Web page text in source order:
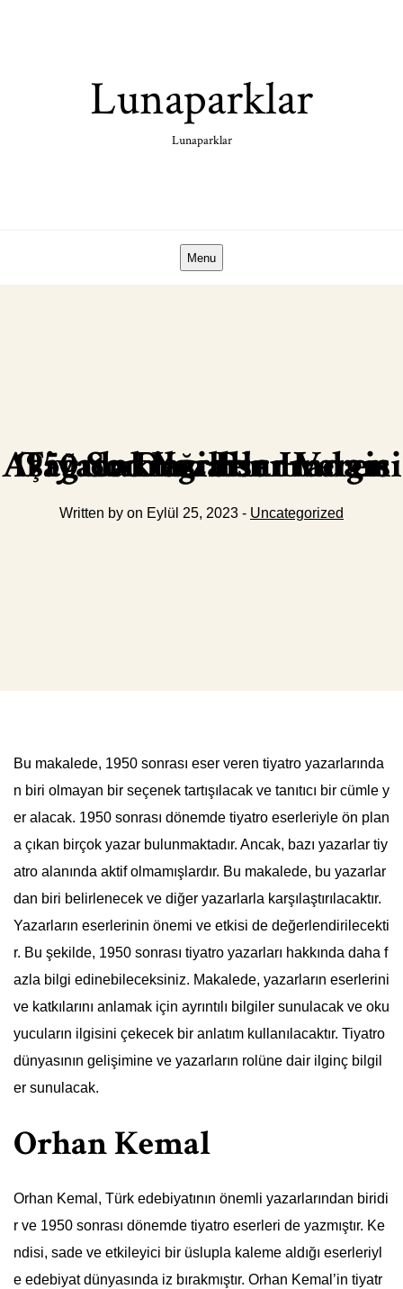
Lunaparklar
Lunaparklar
Menu
Aşağıdakilerden Hangisi 1950 Sonrası Eser Veren Tiyatro Yazarlarından Değildir
Written by on Eylül 25, 2023 - Uncategorized
Bu makalede, 1950 sonrası eser veren tiyatro yazarlarında
n biri olmayan bir seçenek tartışılacak ve tanıtıcı bir cümle y
er alacak. 1950 sonrası dönemde tiyatro eserleriyle ön plan
a çıkan birçok yazar bulunmaktadır. Ancak, bazı yazarlar tiy
atro alanında aktif olmamışlardır. Bu makalede, bu yazarlar
dan biri belirlenecek ve diğer yazarlarla karşılaştırılacaktır.
Yazarların eserlerinin önemi ve etkisi de değerlendirilecekti
r. Bu şekilde, 1950 sonrası tiyatro yazarları hakkında daha f
azla bilgi edinebileceksiniz. Makalede, yazarların eserlerini
ve katkılarını anlamak için ayrıntılı bilgiler sunulacak ve oku
yucuların ilgisini çekecek bir anlatım kullanılacaktır. Tiyatro
dünyasının gelişimine ve yazarların rolüne dair ilginç bilgil
er sunulacak.
Orhan Kemal
Orhan Kemal, Türk edebiyatının önemli yazarlarından biridi
r ve 1950 sonrası dönemde tiyatro eserleri de yazmıştır. Ke
ndisi, sade ve etkileyici bir üslupla kaleme aldığı eserleriyl
e edebiyat dünyasında iz bırakmıştır. Orhan Kemal’in tiyatr